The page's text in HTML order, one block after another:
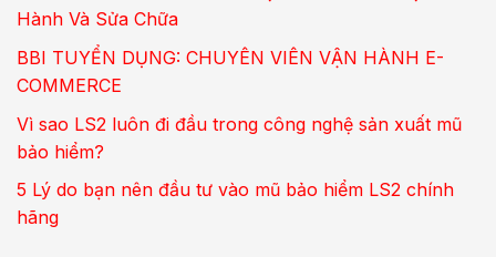
Hành Và Sửa Chữa
BBI TUYỂN DỤNG: CHUYÊN VIÊN VẬN HÀNH E-
COMMERCE
Vì sao LS2 luôn đi đầu trong công nghệ sản xuất mũ
bảo hiểm?
5 Lý do bạn nên đầu tư vào mũ bảo hiểm LS2 chính
hãng